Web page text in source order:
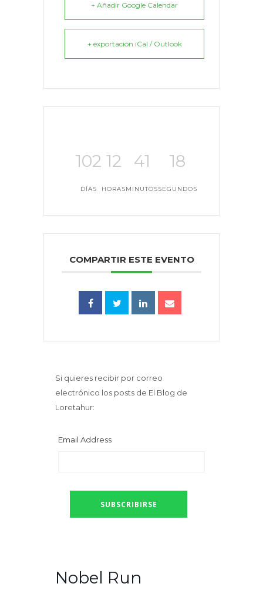
+ Añadir Google Calendar
+ exportación iCal / Outlook
102
DÍAS
12
HORAS
41
MINUTOS
18
SEGUNDOS
COMPARTIR ESTE EVENTO
Si quieres recibir por correo
electrónico los posts de El Blog de
Loretahur:
Email Address
Nobel Run